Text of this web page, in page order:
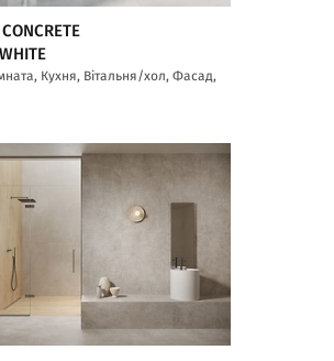
Кухня, Вітальня/хол, Фасад,